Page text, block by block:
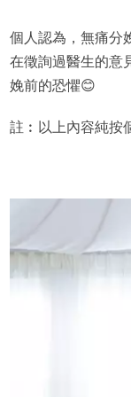
個人認為，無痛分
在徵詢過醫生的意
娩前的恐懼😊
註︰以上內容純按